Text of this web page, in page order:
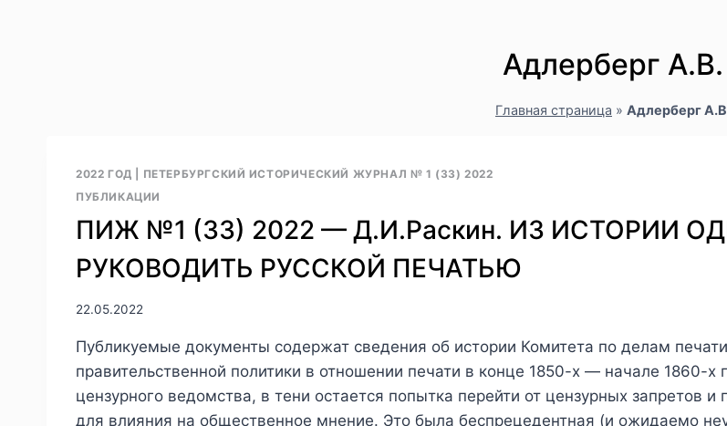
Адлерберг А.В.
Главная страница » Адлерберг
2022 ГОД
ПЕТЕРБУРГСКИЙ ИСТОРИЧЕСКИЙ ЖУРНАЛ № 1 (33) 2022
ПУБЛИКАЦИИ
ПИЖ №1 (33) 2022 — Д.И.Раскин. ИЗ ИСТОРИИ
РУКОВОДИТЬ РУССКОЙ ПЕЧАТЬЮ
22.05.2022
Публикуемые документы содержат сведения об истории Комитета по делам
правительственной политики в отношении печати в конце 1850-х — начале 1860-х
цензурного ведомства, в тени остается попытка перейти от цензурных запретов
для влияния на общественное мнение. Это была беспрецедентная (и ожидаемо